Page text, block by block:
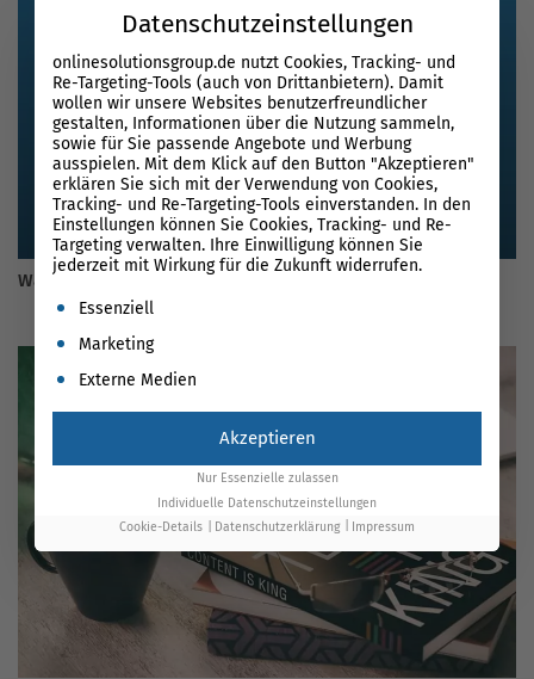
Was ist eigentlich Inbound Marketing? Der Guide für 2026
Datenschutzeinstellungen
onlinesolutionsgroup.de nutzt Cookies, Tracking- und
Re-Targeting-Tools (auch von Drittanbietern). Damit
wollen wir unsere Websites benutzerfreundlicher
gestalten, Informationen über die Nutzung sammeln,
sowie für Sie passende Angebote und Werbung
ausspielen. Mit dem Klick auf den Button "Akzeptieren"
erklären Sie sich mit der Verwendung von Cookies,
Tracking- und Re-Targeting-Tools einverstanden. In den
Einstellungen können Sie Cookies, Tracking- und Re-
Targeting verwalten. Ihre Einwilligung können Sie
jederzeit mit Wirkung für die Zukunft widerrufen.
Es folgt eine Liste der Service-Gruppen, für die eine
Essenziell
Marketing
Externe Medien
Akzeptieren
Nur Essenzielle zulassen
Individuelle Datenschutzeinstellungen
Cookie-Details
Datenschutzerklärung Impressum